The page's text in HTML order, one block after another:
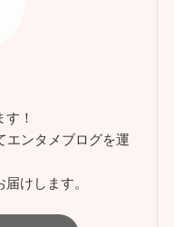
！
エンタメブログを運
けします。